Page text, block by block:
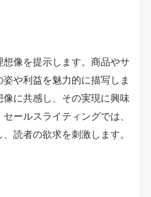
像を提示します。商品やサ
や利益を魅力的に描写しま
に共感し、その実現に興味
ールスライティングでは、
読者の欲求を刺激します。